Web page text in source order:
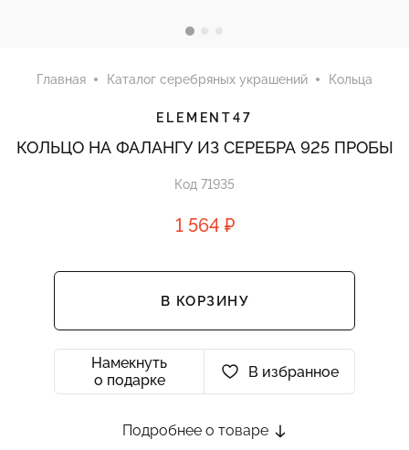
Главная Каталог серебряных украшений Кольца
ELEMENT47
КОЛЬЦО НА ФАЛАНГУ ИЗ СЕРЕБРА 925 ПРОБЫ
Код 71935
1 564 ₽
В КОРЗИНУ
Намекнуть
о подарке
В избранное
Подробнее о товаре